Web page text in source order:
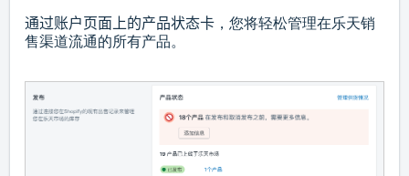
通过账户页面上的产品状态卡 ，您将轻松管理在乐天销
售渠道流通的所有产品。